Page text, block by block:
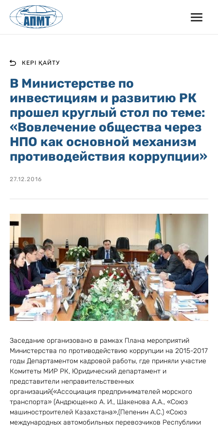
КЕРІ ҚАЙТУ
В Министерстве по
инвестициям и развитию РК
прошел круглый стол по теме:
«Вовлечение общества через
НПО как основной механизм
противодействия коррупции»
27.12.2016
Заседание организовано в рамках Плана мероприятий
Министерства по противодействию коррупции на 2015-2017
годы Департаментом кадровой работы, где приняли участие
Комитеты МИР РК, Юридический департамент и
представители неправительственных
организаций(«Ассоциация предпринимателей морского
транспорта» (Андрющенко А. И., Шакенова А.А., «Союз
машиностроителей Казахстана»,(Пепенин А.С.) «Союз
международных автомобильных перевозчиков Республики